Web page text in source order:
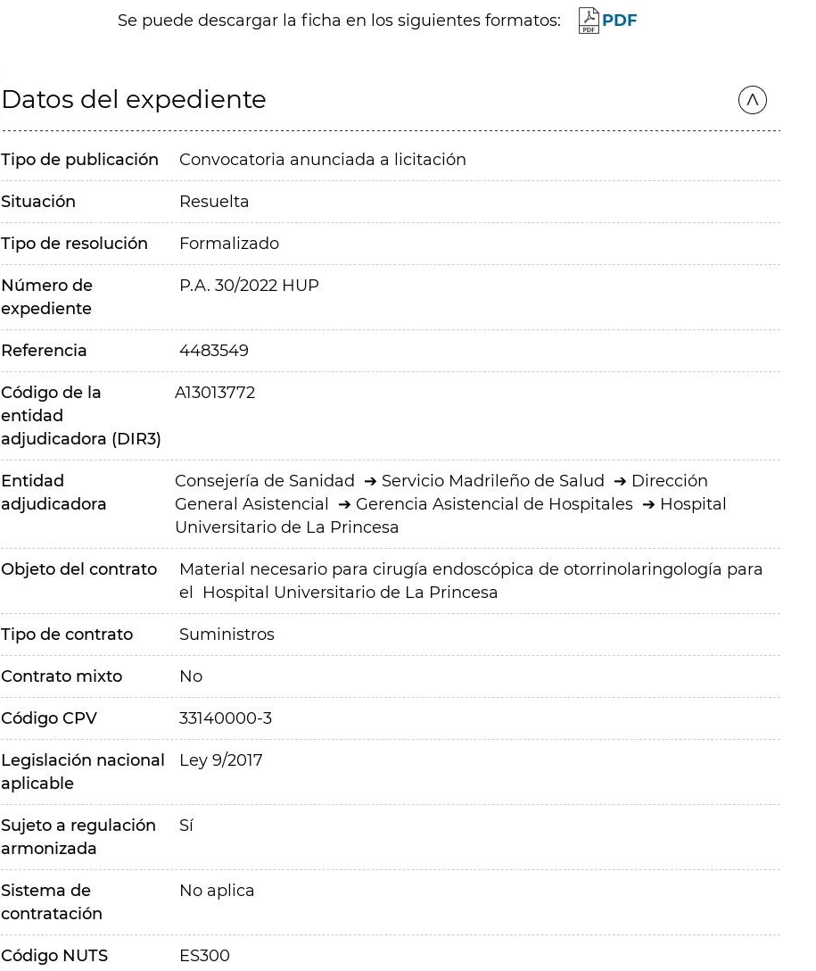
Se puede descargar la ficha en los siguientes formatos: PDF
Datos del expediente
Tipo de publicación Convocatoria anunciada a licitación
Situación Resuelta
Tipo de resolución Formalizado
Número de
expediente
P.A. 30/2022 HUP
Referencia 4483549
Código de la
entidad
adjudicadora (DIR3)
A13013772
Entidad
adjudicadora
Consejería de Sanidad Servicio Madrileño de Salud
Dirección
General Asistencial
Gerencia Asistencial de Hospitales
Hospital
Universitario de La Princesa
Objeto del contrato
Material necesario para cirugía endoscópica de otorrinolaringología para
el Hospital Universitario de La Princesa
Tipo de contrato Suministros
Contrato mixto No
Código CPV 33140000-3
Legislación nacional
aplicable
Ley 9/2017
Sujeto a regulación
armonizada
Sí
Sistema de
contratación
No aplica
Código NUTS ES300